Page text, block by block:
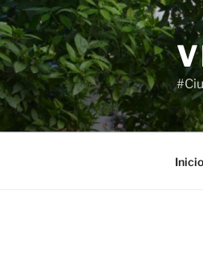
Saltar
al
contenido
Inicio